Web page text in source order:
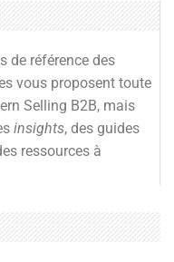
de référence des
vous proposent toute
Selling B2B, mais
insights, des guides
ressources à